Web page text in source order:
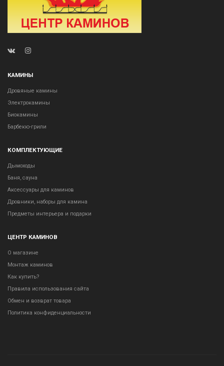
КАМИНЫ
Дровяные камины
Электрокамины
Биокамины
Барбекю-грили
КОМПЛЕКТУЮЩИЕ
Дымоходы
Баня, сауна
Аксессуары для каминов
Дровники, наборы для камина
Предметы интерьера и подарки
ЦЕНТР КАМИНОВ
О магазине
Монтаж каминов
Как купить?
Правила использования сайта
Обмен и возврат товара
Политика конфиденциальности